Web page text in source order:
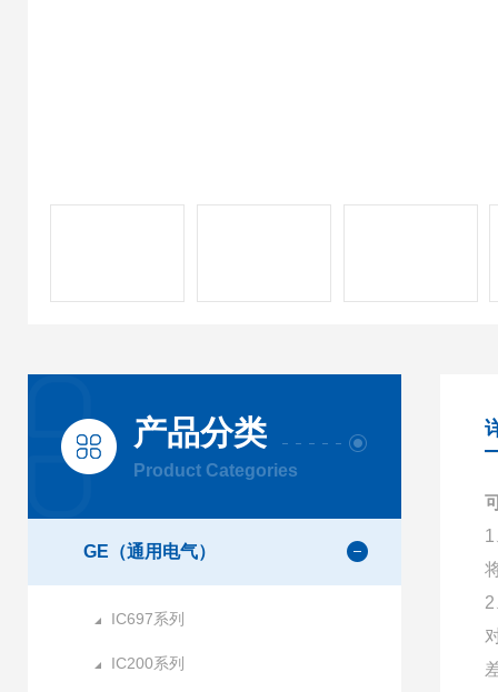
产品分类
Product Categories
GE（通用电气）
IC697系列
IC200系列